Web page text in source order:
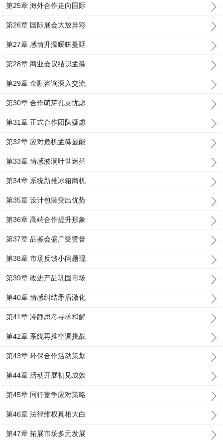
第25章 海外合作走向国际
第26章 国际展会大放异彩
第27章 感情升温暧昧蔓延
第28章 商业会议结识孟淼
第29章 金融咨询深入交流
第30章 合作萌芽孔灵忧虑
第31章 正式合作团队疑虑
第32章 应对危机孟淼显能
第33章 情感波澜叶世迷茫
第34章 系统新推冰箱商机
第35章 设计包装突出优势
第36章 高端合作提升形象
第37章 品鉴会盛广受赞誉
第38章 市场反馈小问题现
第39章 改进产品巩固市场
第40章 情感纠结矛盾激化
第41章 冷静思考寻求和解
第42章 系统再推空调挑战
第43章 环保合作活动策划
第44章 活动开展初见成效
第45章 同行竞争应对策略
第46章 法律维权真相大白
第47章 拓展市场多元发展